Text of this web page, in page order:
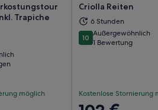
Trapiche
möglich
Wird in einem neuen Tab geöffnet
Criolla Reiten
6 Stunden
1010 von 10
Außergewöhnlich
1 Bewertung
Kostenlose Stornierung
Der